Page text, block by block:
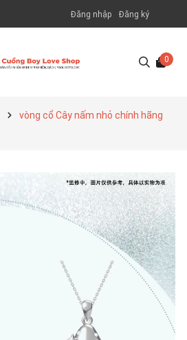
Đăng nhập Đăng ký
0
vòng cổ Cây nấm nhỏ chính hãng